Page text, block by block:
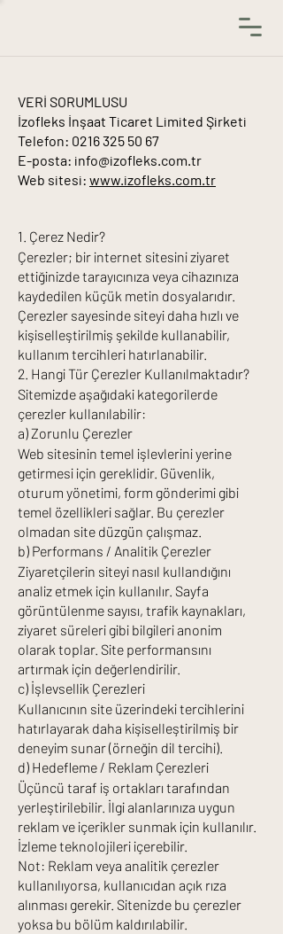
VERİ SORUMLUSU
İzofleks İnşaat Ticaret Limited Şirketi
Telefon: 0216 325 50 67
E-posta: info@izofleks.com.tr
Web sitesi: www.izofleks.com.tr
1. Çerez Nedir?
Çerezler; bir internet sitesini ziyaret
ettiğinizde tarayıcınıza veya cihazınıza
kaydedilen küçük metin dosyalarıdır.
Çerezler sayesinde siteyi daha hızlı ve
kişiselleştirilmiş şekilde kullanabilir,
kullanım tercihleri hatırlanabilir.
2. Hangi Tür Çerezler Kullanılmaktadır?
Sitemizde aşağıdaki kategorilerde
çerezler kullanılabilir:
a) Zorunlu Çerezler
Web sitesinin temel işlevlerini yerine
getirmesi için gereklidir. Güvenlik,
oturum yönetimi, form gönderimi gibi
temel özellikleri sağlar. Bu çerezler
olmadan site düzgün çalışmaz.
b) Performans / Analitik Çerezler
Ziyaretçilerin siteyi nasıl kullandığını
analiz etmek için kullanılır. Sayfa
görüntülenme sayısı, trafik kaynakları,
ziyaret süreleri gibi bilgileri anonim
olarak toplar. Site performansını
artırmak için değerlendirilir.
c) İşlevsellik Çerezleri
Kullanıcının site üzerindeki tercihlerini
hatırlayarak daha kişiselleştirilmiş bir
deneyim sunar (örneğin dil tercihi).
d) Hedefleme / Reklam Çerezleri
Üçüncü taraf iş ortakları tarafından
yerleştirilebilir. İlgi alanlarınıza uygun
reklam ve içerikler sunmak için kullanılır.
İzleme teknolojileri içerebilir.
Not: Reklam veya analitik çerezler
kullanılıyorsa, kullanıcıdan açık rıza
alınması gerekir. Sitenizde bu çerezler
yoksa bu bölüm kaldırılabilir.